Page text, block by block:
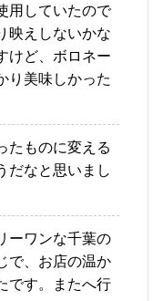
用していたので
映えしないかな
けど、ボロネー
り美味しかった
たものに変える
だなと思いまし
ーワンな千葉の
で、お店の温か
です。またへ行